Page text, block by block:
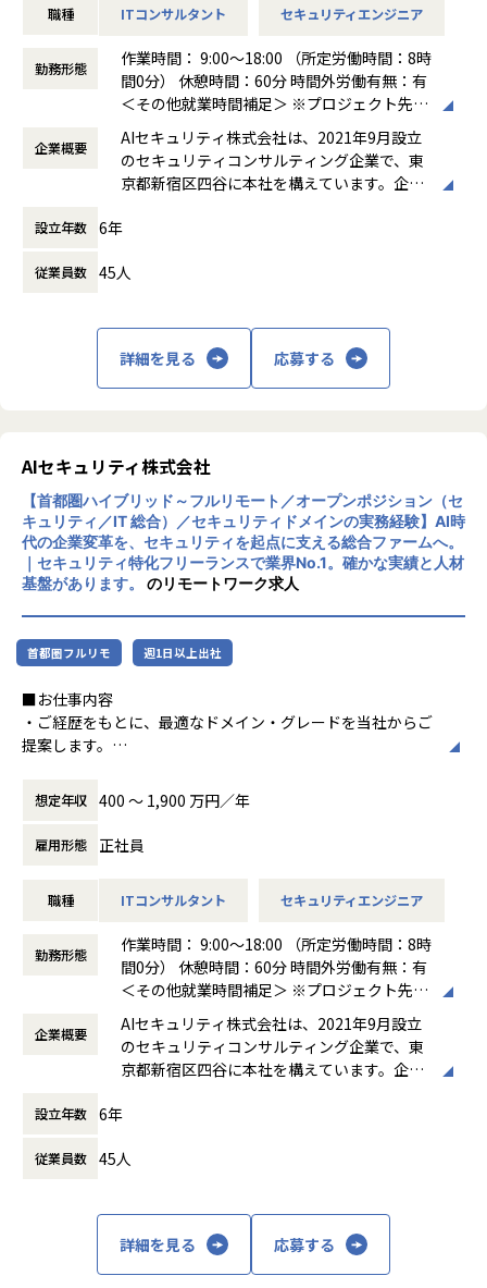
組織です。
単なるプロジェクト遂行に留まらず、顧客の経営・事業課題
に深く入り込み、「共に事業を創るパートナー」として伴走
営業・データエンジニア・コンサルタントと密に連携しなが
ら、顧客とのリレーション深化と継続的な案件創出を推進す
ることがミッションです。
特にプラチナカスタマーに対しては、アカウント単位での戦
会社の規定に準ずる
・ユニット（チーム）のマネジメント、メンバー育成、デリ
・顧客への提案活動、経営層・部門責任者への報告・折衝
・ベンダーアライアンス（CrowdStrike）を活かした提案・
ソリューション開発
・（Senior Manager）複数プロジェクトの同時統括、案件
創出・事業推進のリード
・（Director）EDR／エンドポイント領域全体の事業・売上
■このポジションの魅力
当社がベンダーアライアンスを結ぶCrowdStrikeを中核に、
導入・構築から運用設計、
インシデント対応体制の構築までを一気通貫で担っていただ
ユニット（チーム）を率いる立場として、案件だけでなく組
織そのものを創っていただくフェーズにあります。
製品導入の担当者から、顧客の防御戦略を描くコンサルタン
トへ。その転換を、統括者の立場で実現できます。
■関連する専門領域
※CrowdStrikeのご経験を軸に、以下の領域のご経験を活か
EDR・EPP導入／エンドポイント防御設計／SOC・MDR運用
／インシデントレスポンス（IR）／
デジタルフォレンジック／脅威ハンティング／UEM・MDM
■想定年収（グレード別）
任を担い、大型案件のクロージング、
顧客CxOリレーション、組織拡大まで牽引できる方（実務目
安10年以上）。
▼G3（Senior Manager）1,200～1,900万円｜
EDR／エンドポイントセキュリティ領域で複数プロジェクト
／ユニットを統括し、顧客の部長・CxOクラスとの折衝、
提案・受注から納品までをリードできる方（実務目安7～10
EDR／エンドポイントセキュリティ領域でプロジェクト責任
※本求人はManager／Senior Manager／Director（ユニッ
トリーダー以上）を対象とした募集です。
職種 ITコンサルタント セキュリティエンジニア
勤務形態
作業時間： 9:00～18:00 （所定労働時間：8時
間0分） 休憩時間：60分 時間外労働有無：有
＜その他就業時間補足＞ ※プロジェクト先に
よる。 ※シニアコンサルタント以上は専門業
務型裁量労働制（みなし労働時間8時間）の
場合、時間外労働なし
働き方：裁量労働制
時間外労働の有無： 有（月平均0時間～30時
間）
休憩時間： 60分
企業概要
AIセキュリティ株式会社は、2021年9月設立
のセキュリティコンサルティング企業で、東
京都新宿区四谷に本社を構えています。企業
げ、企業の持続的な成長と価値向上を支援す
コンサルティング、サイバーセキュリティコ
キュリティ顧問サービス、人材紹介・採用支
援などです。AI活用の拡大に伴うセキュリテ
ィリスクへの対応を強みとし、リスク管理か
証）およびプライバシーマークを取得してお
り、高い情報セキュリティ水準を維持してい
ます。大手コンサルティングファーム、SIe
r、医療機器メーカー、印刷会社など多様な業
界との取引実績を持つ成長企業です。
設立年数 6年
従業員数 45人
詳細を見る 応募する
AIセキュリティ株式会社
【首都圏ハイブリッド～フルリモート／オープンポジション（セ
キュリティ／IT 総合）／セキュリティドメインの実務経験】AI時
代の企業変革を、セキュリティを起点に支える総合ファームへ。
｜セキュリティ特化フリーランスで業界No.1。確かな実績と人材
基盤があります。
のリモートワーク求人
首都圏フルリモ 週1日以上出社
■お仕事内容
・ご経歴をもとに、最適なドメイン・グレードを当社からご
提案します。
ティ領域で活躍したい方を歓迎します。
■このポジションの魅力
を当社からご提案します。
長市場でキャリアを築けるポジションです。
■募集グレード
G3～G7（経験に応じて決定）
■想定年収（グレード別）
担当領域で7～10年以上の実務。複数のプロジェクトやチー
案件を完遂。顧客の部長・CxOクラスと折衝し、提案・受注
から納品までをリードした実績。
想定年収 400 〜 1,900 万円／年
雇用形態 正社員
職種 ITコンサルタント セキュリティエンジニア
勤務形態
作業時間： 9:00～18:00 （所定労働時間：8時
間0分） 休憩時間：60分 時間外労働有無：有
＜その他就業時間補足＞ ※プロジェクト先に
よる。 ※シニアコンサルタント以上は専門業
務型裁量労働制（みなし労働時間8時間）の
場合、時間外労働なし
働き方：裁量労働制
時間外労働の有無： 有（月平均0時間～30時
間）
休憩時間： 60分
企業概要
AIセキュリティ株式会社は、2021年9月設立
のセキュリティコンサルティング企業で、東
京都新宿区四谷に本社を構えています。企業
げ、企業の持続的な成長と価値向上を支援す
コンサルティング、サイバーセキュリティコ
キュリティ顧問サービス、人材紹介・採用支
援などです。AI活用の拡大に伴うセキュリテ
ィリスクへの対応を強みとし、リスク管理か
設立年数 6年
従業員数 45人
詳細を見る 応募する